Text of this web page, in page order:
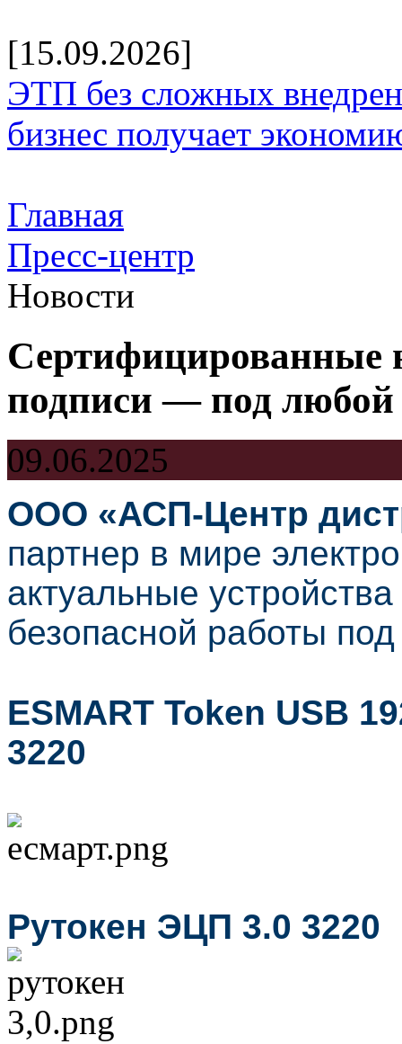
[15.09.2026]
ЭТП без сложных
бизнес получает
Главная
Пресс-центр
Новости
Сертифицированные
подписи — под любой
09.06.2025
ООО «АСП-Центр
партнер в мире
актуальные
безопасной работы
ESMART Token USB
3220
Рутокен ЭЦП 3.0 3220